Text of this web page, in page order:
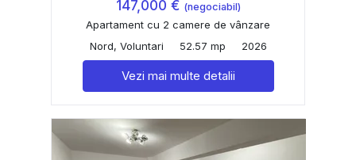
147,000 € (negociabil)
Apartament cu 2 camere de vânzare
Nord, Voluntari
52.57 mp 2026
Vezi mai multe detalii